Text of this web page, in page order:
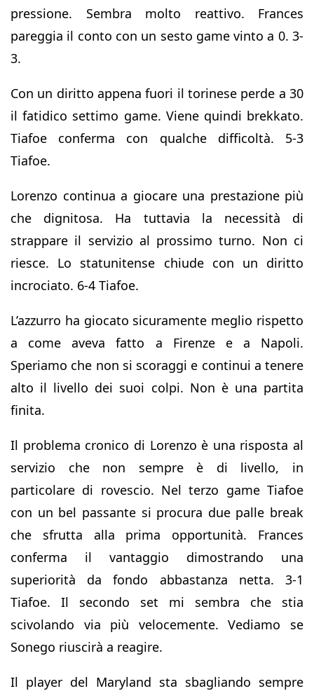
pressione. Sembra molto reattivo. Frances
pareggia il conto con un sesto game vinto a 0. 3-
3.
Con un diritto appena fuori il torinese perde a 30
il fatidico settimo game. Viene quindi brekkato.
Tiafoe conferma con qualche difficoltà. 5-3
Tiafoe.
Lorenzo continua a giocare una prestazione più
che dignitosa. Ha tuttavia la necessità di
strappare il servizio al prossimo turno. Non ci
riesce. Lo statunitense chiude con un diritto
incrociato. 6-4 Tiafoe.
L’azzurro ha giocato sicuramente meglio rispetto
a come aveva fatto a Firenze e a Napoli.
Speriamo che non si scoraggi e continui a tenere
alto il livello dei suoi colpi. Non è una partita
finita.
Il problema cronico di Lorenzo è una risposta al
servizio che non sempre è di livello, in
particolare di rovescio. Nel terzo game Tiafoe
con un bel passante si procura due palle break
che sfrutta alla prima opportunità. Frances
conferma il vantaggio dimostrando una
superiorità da fondo abbastanza netta. 3-1
Tiafoe. Il secondo set mi sembra che stia
scivolando via più velocemente. Vediamo se
Sonego riuscirà a reagire.
Il player del Maryland sta sbagliando sempre